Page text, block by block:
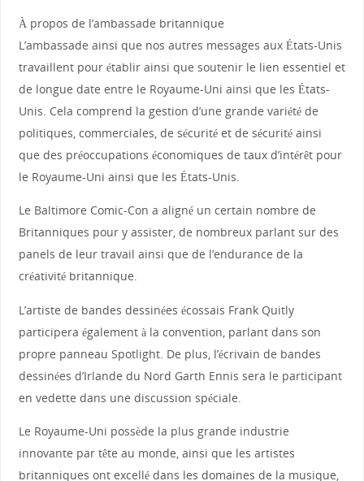
À propos de l’ambassade britannique
L’ambassade ainsi que nos autres messages aux États-Unis
travaillent pour établir ainsi que soutenir le lien essentiel et
de longue date entre le Royaume-Uni ainsi que les États-
Unis. Cela comprend la gestion d’une grande variété de
politiques, commerciales, de sécurité et de sécurité ainsi
que des préoccupations économiques de taux d’intérêt pour
le Royaume-Uni ainsi que les États-Unis.
Le Baltimore Comic-Con a aligné un certain nombre de
Britanniques pour y assister, de nombreux parlant sur des
panels de leur travail ainsi que de l’endurance de la
créativité britannique.
L’artiste de bandes dessinées écossais Frank Quitly
participera également à la convention, parlant dans son
propre panneau Spotlight. De plus, l’écrivain de bandes
dessinées d’Irlande du Nord Garth Ennis sera le participant
en vedette dans une discussion spéciale.
Le Royaume-Uni possède la plus grande industrie
innovante par tête au monde, ainsi que les artistes
britanniques ont excellé dans les domaines de la musique,